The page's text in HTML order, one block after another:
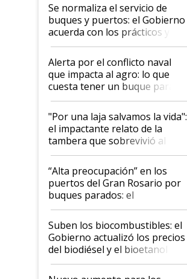
Se normaliza el servicio de
buques y puertos: el Gobierno
acuerda con los prácticos y
suspende el decreto de
desregulación
Alerta por el conflicto naval
que impacta al agro: lo que
cuesta tener un buque parado
y el peligro de que Argentina
pase a ser "país sucio"
"Por una laja salvamos la vida":
el impactante relato de la
tambera que sobrevivió al
tornado
“Alta preocupación” en los
puertos del Gran Rosario por
buques parados: el
funcionamiento de las
exportadoras en tensión tras
la medida de fuerza de los
prácticos
Suben los biocombustibles: el
Gobierno actualizó los precios
del biodiésel y el bioetanol